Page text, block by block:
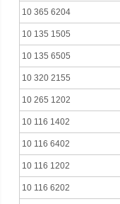
10 365 6204
10 135 1505
10 135 6505
10 320 2155
10 265 1202
10 116 1402
10 116 6402
10 116 1202
10 116 6202